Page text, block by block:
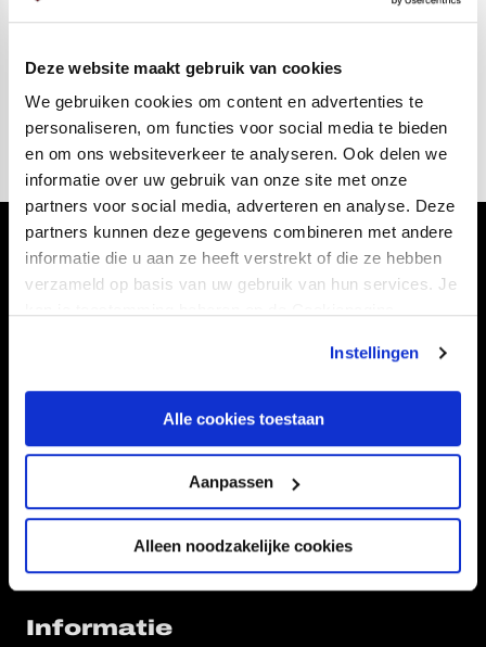
Deze website maakt gebruik van cookies
We gebruiken cookies om content en advertenties te
personaliseren, om functies voor social media te bieden
en om ons websiteverkeer te analyseren. Ook delen we
informatie over uw gebruik van onze site met onze
partners voor social media, adverteren en analyse. Deze
partners kunnen deze gegevens combineren met andere
informatie die u aan ze heeft verstrekt of die ze hebben
verzameld op basis van uw gebruik van hun services. Je
Instellingen
Alle cookies toestaan
Aanpassen
Alleen noodzakelijke cookies
Vries van Modiforce B.V.
FC Utrecht Business heet alle nieuwe leden van harte
welkom en wenst hen een mooi seizoen toe!
Volg ons ook via
TEAMS
FOUNDATION
KAARTVERKOOP
BUSINESS
Informatie